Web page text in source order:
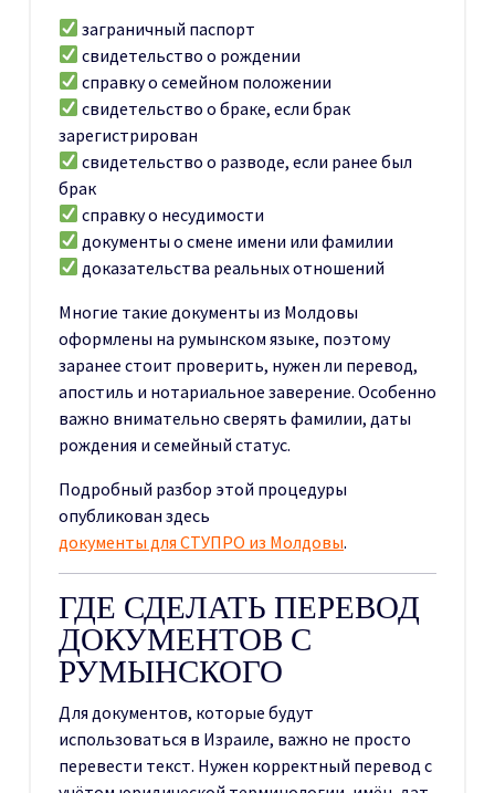
заграничный паспорт
свидетельство о рождении
справку о семейном положении
свидетельство о браке, если брак
зарегистрирован
свидетельство о разводе, если ранее был
брак
справку о несудимости
документы о смене имени или фамилии
доказательства реальных отношений
Многие такие документы из Молдовы
оформлены на румынском языке, поэтому
заранее стоит проверить, нужен ли перевод,
апостиль и нотариальное заверение. Особенно
важно внимательно сверять фамилии, даты
рождения и семейный статус.
Подробный разбор этой процедуры
опубликован здесь
документы для СТУПРО из Молдовы.
ГДЕ СДЕЛАТЬ ПЕРЕВОД
ДОКУМЕНТОВ С
РУМЫНСКОГО
Для документов, которые будут
использоваться в Израиле, важно не просто
перевести текст. Нужен корректный перевод с